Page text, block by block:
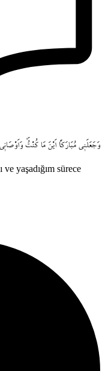
وَجَعَلَن۪ي
مُبَارَكاً اَيْنَ مَا كُنْتُۖ وَاَوْصَان۪ي
yaşadığım sürece